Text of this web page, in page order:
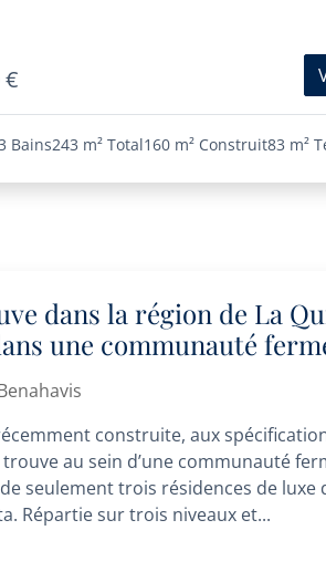
€
Bains243 m² Total160 m² Construit83 m²
dans la région de La
une communauté
construite, aux
au sein d’une communauté
seulement trois résidences de luxe
Répartie sur trois niveaux et...